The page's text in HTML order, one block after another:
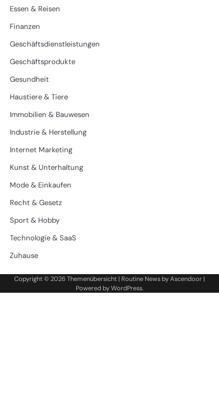
Essen & Reisen
Finanzen
Geschäftsdienstleistungen
Geschäftsprodukte
Gesundheit
Haustiere & Tiere
Immobilien & Bauwesen
Industrie & Herstellung
Internet Marketing
Kunst & Unterhaltung
Mode & Einkaufen
Recht & Gesetz
Sport & Hobby
Technologie & SaaS
Zuhause
Copyright © 2026Themenübersicht | Routine News byAscendoor |
Powered byWordPress.